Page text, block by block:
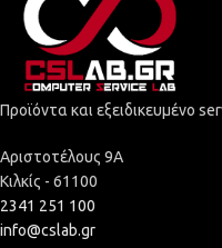
Προϊόντα και εξειδικευμένο
Αριστοτέλους 9Α
Κιλκίς - 61100
2341 251 100
info@cslab.gr